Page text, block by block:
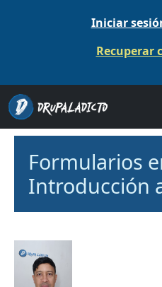
Iniciar
Recuperar
Formularios
Introducción